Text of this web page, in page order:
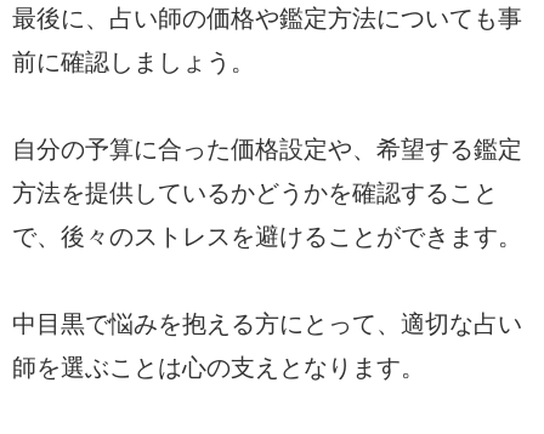
最後に、占い師の価格や鑑定方法についても事
前に確認しましょう。
自分の予算に合った価格設定や、希望する鑑定
方法を提供しているかどうかを確認すること
で、後々のストレスを避けることができます。
中目黒で悩みを抱える方にとって、適切な占い
師を選ぶことは心の支えとなります。